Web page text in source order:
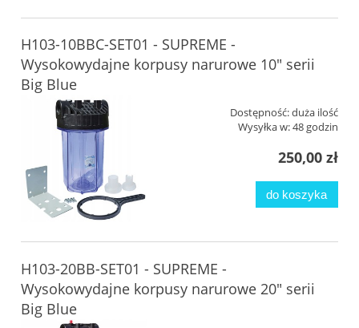
H103-10BBC-SET01 - SUPREME -
Wysokowydajne korpusy narurowe 10" serii
Big Blue
Dostępność:duża ilość
Wysyłka w:48 godzin
250,00 zł
do koszyka
H103-20BB-SET01 - SUPREME -
Wysokowydajne korpusy narurowe 20" serii
Big Blue